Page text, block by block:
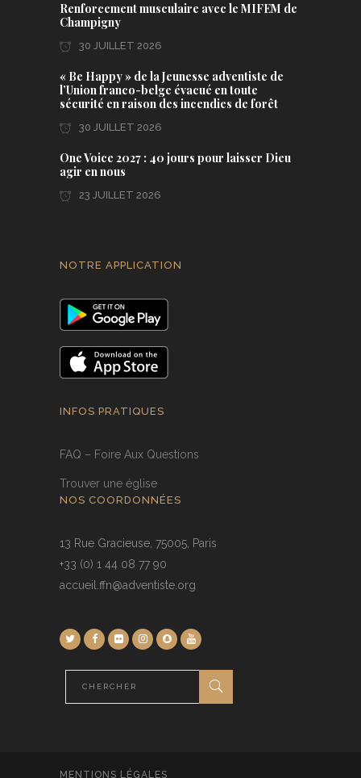
Renforcement musculaire avec le MIFEM de
Champigny
30 JUILLET 2026
« Be Happy » de la Jeunesse adventiste de
l’Union franco-belge évacué en toute
sécurité en raison des incendies de forêt
30 JUILLET 2026
One Voice 2027 : 40 jours pour laisser Dieu
agir en nous
23 JUILLET 2026
NOTRE APPLICATION
INFOS PRATIQUES
FAQ – Foire Aux Questions
Trouver une église
NOS COORDONNÉES
13 Rue Gracieuse, 75005, Paris
+33 (0) 1 44 08 77 90
accueil.ffn@adventiste.org
MENTIONS LÉGALES